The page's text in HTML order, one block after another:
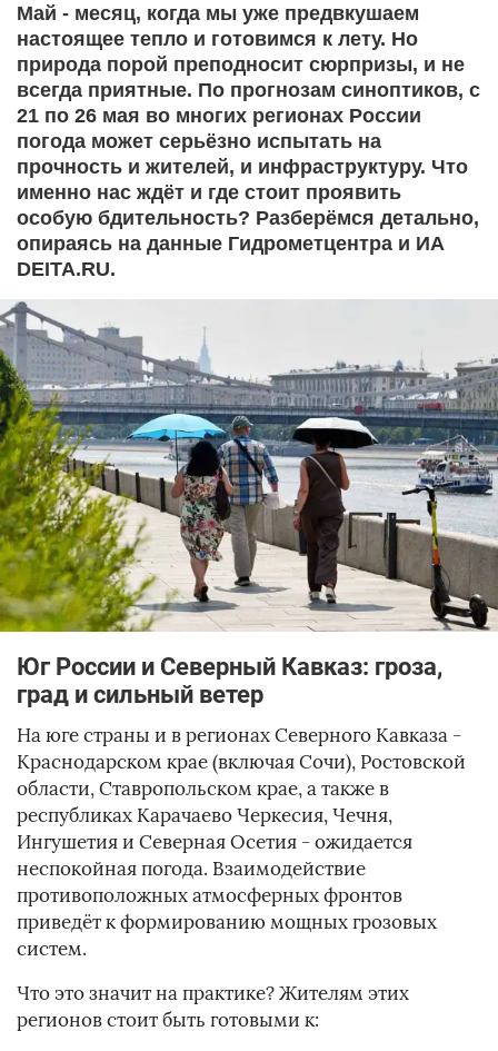
Май - месяц, когда мы уже предвкушаем
настоящее тепло и готовимся к лету. Но
природа порой преподносит сюрпризы, и не
всегда приятные. По прогнозам синоптиков, с
21 по 26 мая во многих регионах России
погода может серьёзно испытать на
прочность и жителей, и инфраструктуру. Что
именно нас ждёт и где стоит проявить
особую бдительность? Разберёмся детально,
опираясь на данные Гидрометцентра и ИА
DEITA.RU.
Юг России и Северный Кавказ: гроза,
град и сильный ветер
На юге страны и в регионах Северного Кавказа -
Краснодарском крае (включая Сочи), Ростовской
области, Ставропольском крае, а также в
республиках Карачаево Черкесия, Чечня,
Ингушетия и Северная Осетия - ожидается
неспокойная погода. Взаимодействие
противоположных атмосферных фронтов
приведёт к формированию мощных грозовых
систем.
Что это значит на практике? Жителям этих
регионов стоит быть готовыми к: